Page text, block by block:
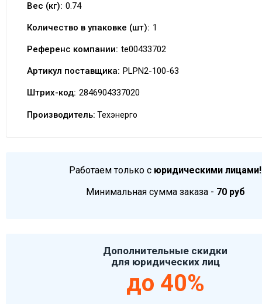
Вес (кг): 0.74
Количество в упаковке (шт): 1
Референс компании: te00433702
Артикул поставщика: PLPN2-100-63
Штрих-код: 2846904337020
Производитель: Техэнерго
Работаем только с юридическими лицами!
Минимальная сумма заказа - 70 руб
Дополнительные скидки
для юридических лиц
до 40%